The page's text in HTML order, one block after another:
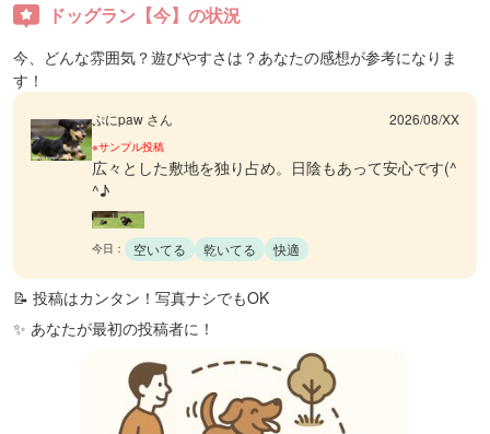
ドッグラン【今】の状況
今、どんな雰囲気？遊びやすさは？あなたの感想が参考になりま
す！
ぷにpaw さん 2026/08/XX
※サンプル投稿
広々とした敷地を独り占め。日陰もあって安心です(^
^♪
今日： 空いてる 乾いてる 快適
📝 投稿はカンタン！写真ナシでもOK
✨ あなたが最初の投稿者に！